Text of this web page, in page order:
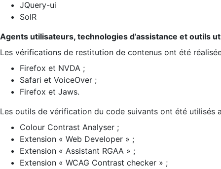
JQuery-ui
SolR
Agents utilisateurs, technologies d’assistance et outils
Les vérifications de restitution de contenus ont été
Firefox et NVDA ;
Safari et VoiceOver ;
Firefox et Jaws.
Les outils de vérification du code suivants ont été utilisés
Colour Contrast Analyser ;
Extension « Web Developer » ;
Extension « Assistant RGAA » ;
Extension « WCAG Contrast checker » ;